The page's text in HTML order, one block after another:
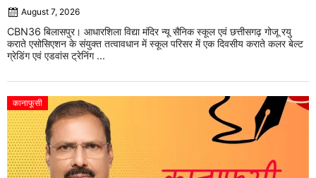
August 7, 2026
CBN36 बिलासपुर। आधारशिला विद्या मंदिर न्यू सैनिक स्कूल एवं छत्तीसगढ़ गोजू रयु
कराते एसोसिएशन के संयुक्त तत्वावधान में स्कूल परिसर में एक दिवसीय कराते कलर बेल्ट
ग्रेडिंग एवं एडवांस ट्रेनिंग ...
कानाफूसी